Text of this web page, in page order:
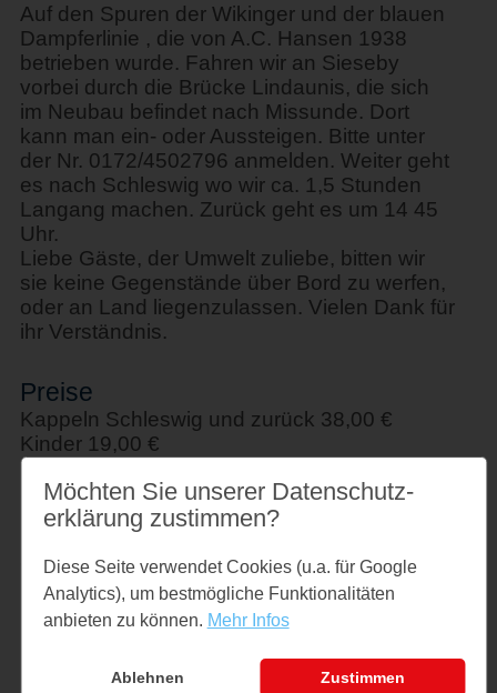
Auf den Spuren der Wikinger und der blauen
Dampferlinie , die von A.C. Hansen 1938
betrieben wurde. Fahren wir an Sieseby
vorbei durch die Brücke Lindaunis, die sich
im Neubau befindet nach Missunde. Dort
kann man ein- oder Aussteigen. Bitte unter
der Nr. 0172/4502796 anmelden. Weiter geht
es nach Schleswig wo wir ca. 1,5 Stunden
Langang machen. Zurück geht es um 14 45
Uhr.
Liebe Gäste, der Umwelt zuliebe, bitten wir
sie keine Gegenstände über Bord zu werfen,
oder an Land liegenzulassen. Vielen Dank für
ihr Verständnis.
Preise
Kappeln Schleswig und zurück 38,00 €
Kinder 19,00 €
Familienkarte 95,00 € Single Familienkarte
57,00 €
Einfache Fahrt 25,00 €
Veranstaltungsort
Möchten Sie unserer Datenschutz­
erklärung zustimmen?
Diese Seite verwendet Cookies (u.a. für Google
Analytics), um bestmögliche Funktionalitäten
anbieten zu können. Mehr Infos
Ablehnen Zustimmen